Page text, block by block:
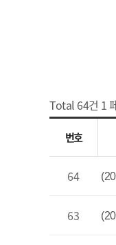
Total 64건 1
번호
64
63